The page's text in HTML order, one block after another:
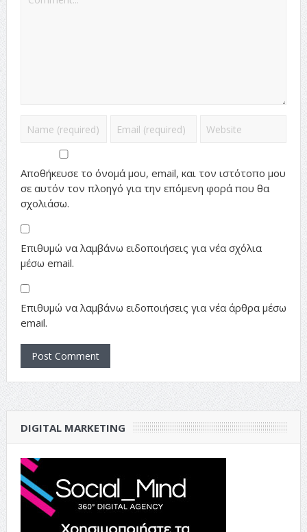
Αποθήκευσε το όνομά μου, email, και τον ιστότοπο μου
σε αυτόν τον πλοηγό για την επόμενη φορά που θα
σχολιάσω.
Επιθυμώ να λαμβάνω ειδοποιήσεις για νέα σχόλια
μέσω email.
Επιθυμώ να λαμβάνω ειδοποιήσεις για νέα άρθρα μέσω
email.
DIGITAL MARKETING